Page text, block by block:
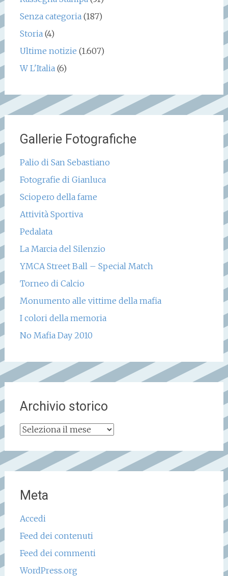
Senza categoria(187)
Storia(4)
Ultime notizie (1.607)
W L'Italia(6)
Gallerie Fotografiche
Palio di San Sebastiano
Fotografie di Gianluca
Sciopero della fame
Attività Sportiva
Pedalata
La Marcia del Silenzio
YMCA Street Ball – Special Match
Torneo di Calcio
Monumento alle vittime della mafia
I colori della memoria
No Mafia Day 2010
Archivio storico
Archivio
Meta
Accedi
Feed dei contenuti
Feed dei commenti
WordPress.org